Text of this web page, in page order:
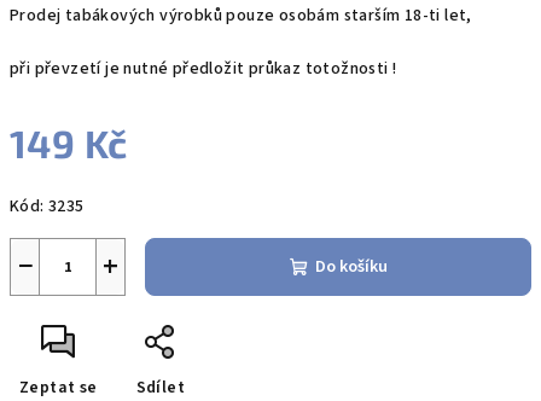
Prodej tabákových výrobků pouze osobám starším 18-ti let,
při převzetí je nutné předložit průkaz totožnosti !
149 Kč
cena:
Kód: 3235
+
− Do košíku
Zeptat se Sdílet